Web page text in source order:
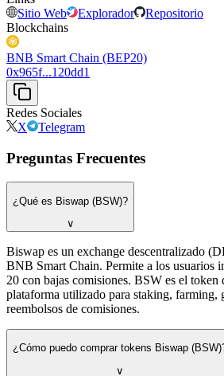
Sitio Web
Explorador
Repositorio
Blockchains
BNB Smart Chain (BEP20)
0x965f...120dd1
Redes Sociales
X
Telegram
Preguntas Frecuentes
¿Qué es Biswap (BSW)?
∨
Biswap es un exchange descentralizado
BNB Smart Chain. Permite a los usuarios
20 con bajas comisiones. BSW es el
plataforma utilizado para staking, farming,
reembolsos de comisiones.
¿Cómo puedo comprar tokens Biswap
∨